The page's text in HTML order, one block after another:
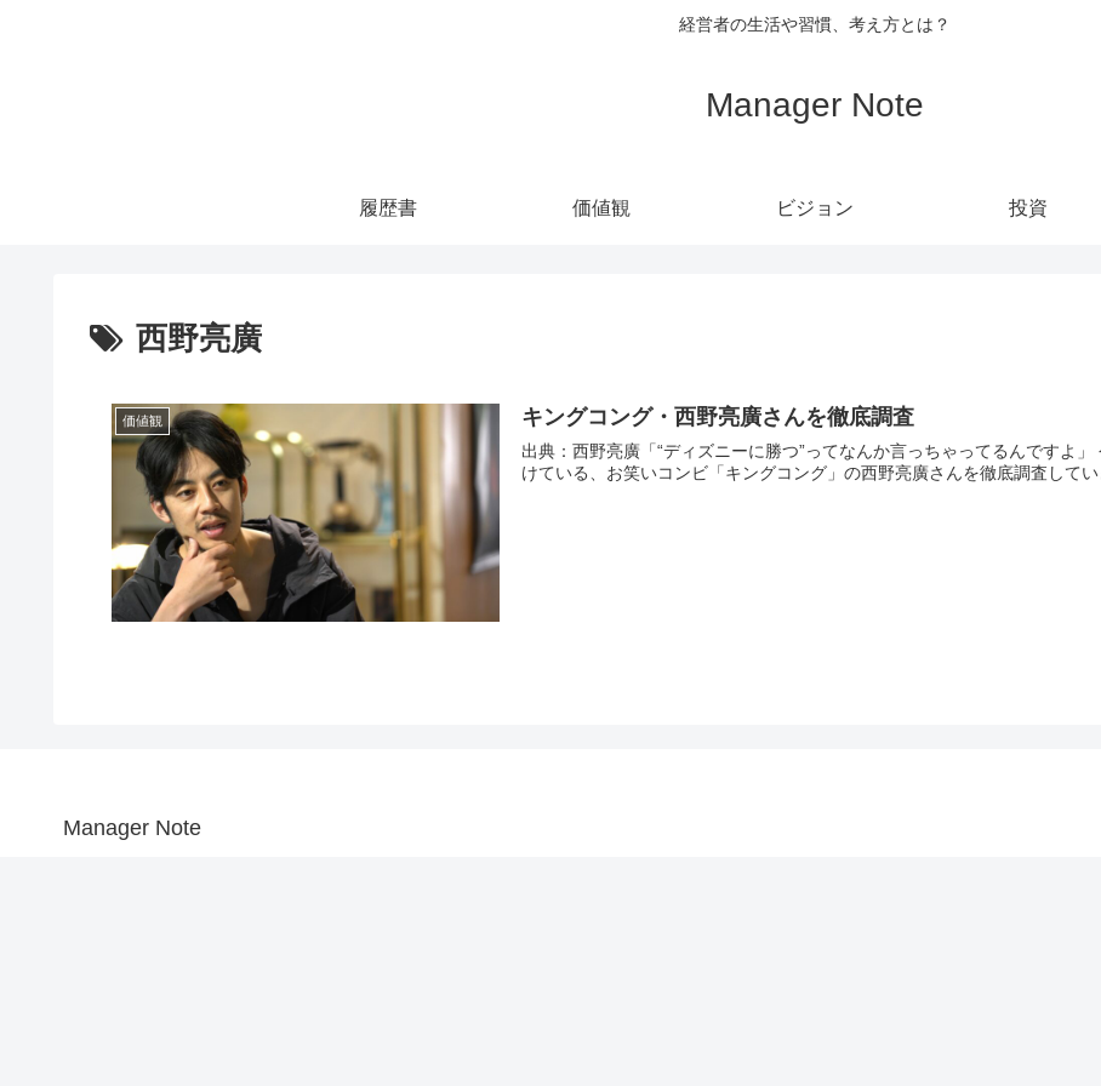
経営者の生活や習慣、考え方とは？
Manager Note
履歴書 価値観 ビジョン 投資
西野亮廣
価値観 キングコング・西野亮廣さんを徹底調査
出典：西野亮廣「“ディズニーに勝つ”ってなんか言っちゃってるんですよ」 今回は常に柔軟な発想で世の中に大きな影響を与え続
Manager Note